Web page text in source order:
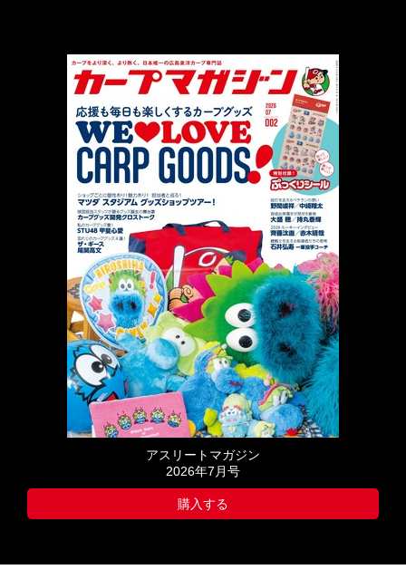
アスリートマガジン
2026年7月号
購入する